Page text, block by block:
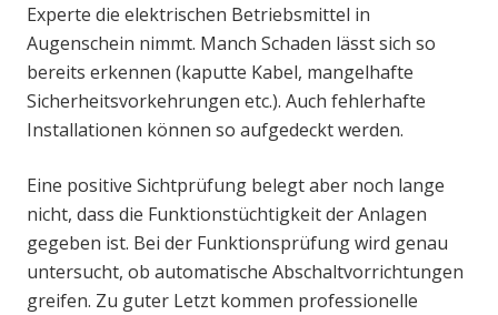
Experte die elektrischen Betriebsmittel in
Augenschein nimmt. Manch Schaden lässt sich so
bereits erkennen (kaputte Kabel, mangelhafte
Sicherheitsvorkehrungen etc.). Auch fehlerhafte
Installationen können so aufgedeckt werden.
Eine positive Sichtprüfung belegt aber noch lange
nicht, dass die Funktionstüchtigkeit der Anlagen
gegeben ist. Bei der Funktionsprüfung wird genau
untersucht, ob automatische Abschaltvorrichtungen
greifen. Zu guter Letzt kommen professionelle